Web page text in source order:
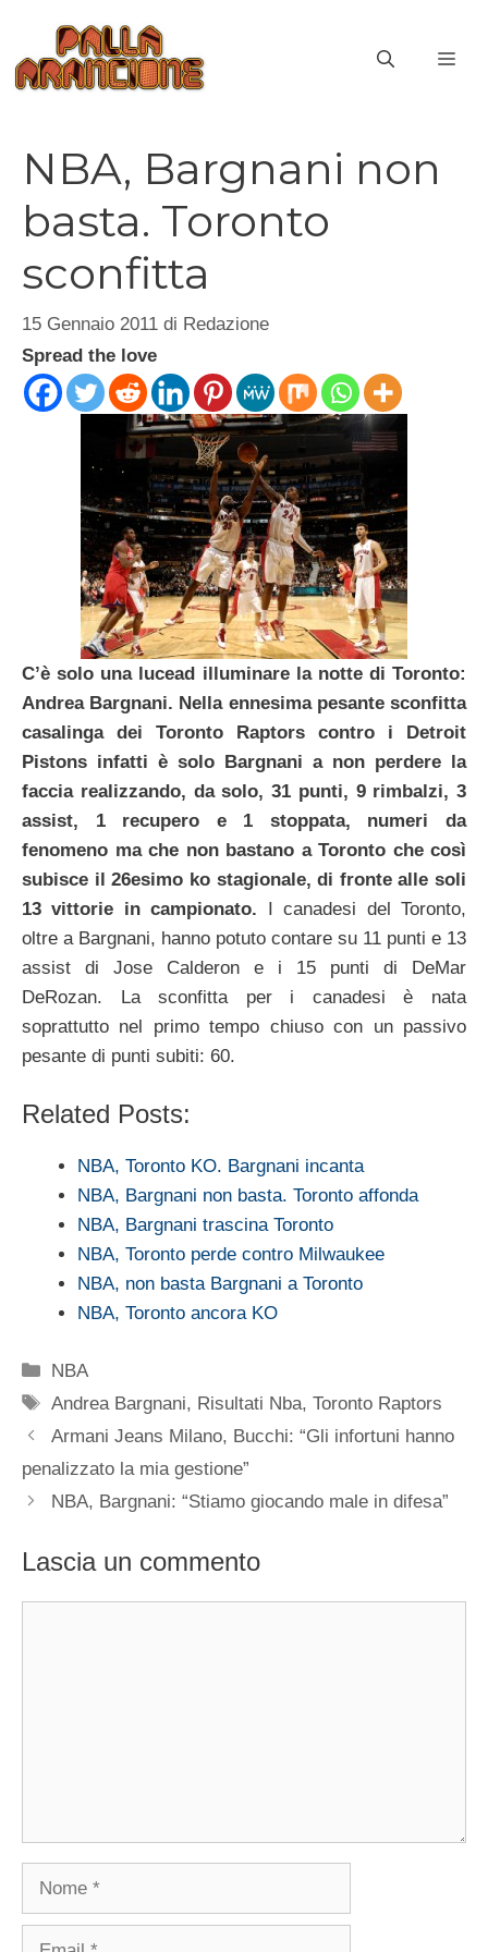
contenuto
NBA, Bargnani non
basta. Toronto
sconfitta
15 Gennaio 2011 di Redazione
Spread the love
C’è solo una lucead illuminare la notte di Toronto:
Andrea Bargnani. Nella ennesima pesante sconfitta
casalinga dei Toronto Raptors contro i Detroit
Pistons infatti è solo Bargnani a non perdere la
faccia realizzando, da solo, 31 punti, 9 rimbalzi, 3
assist, 1 recupero e 1 stoppata, numeri da
fenomeno ma che non bastano a Toronto che così
subisce il 26esimo ko stagionale, di fronte alle soli
13 vittorie in campionato.
I canadesi del Toronto,
oltre a Bargnani, hanno potuto contare su 11 punti e 13
assist di Jose Calderon e i 15 punti di DeMar
DeRozan. La sconfitta per i canadesi è nata
soprattutto nel primo tempo chiuso con un passivo
pesante di punti subiti: 60.
Related Posts:
NBA, Toronto KO. Bargnani incanta
NBA, Bargnani non basta. Toronto affonda
NBA, Bargnani trascina Toronto
NBA, Toronto perde contro Milwaukee
NBA, non basta Bargnani a Toronto
NBA, Toronto ancora KO
Categorie
NBA
Tag
Andrea Bargnani, Risultati Nba,Toronto Raptors
Armani Jeans Milano, Bucchi: “Gli infortuni hanno
penalizzato la mia gestione”
NBA, Bargnani: “Stiamo giocando male in difesa”
Lascia un commento